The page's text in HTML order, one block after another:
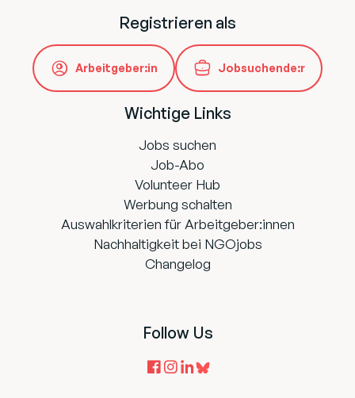
Registrieren als
Arbeitgeber:in Jobsuchende:r
Wichtige Links
Jobs suchen
Job-Abo
Volunteer Hub
Werbung schalten
Auswahlkriterien für Arbeitgeber:innen
Nachhaltigkeit bei NGOjobs
Changelog
Follow Us